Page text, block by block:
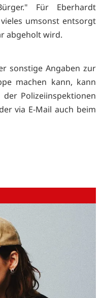
Für Eberhardt
umsonst entsorgt
abgeholt wird.
sonstige Angaben zur
machen kann, kann
Polizeiinspektionen
via E-Mail auch beim